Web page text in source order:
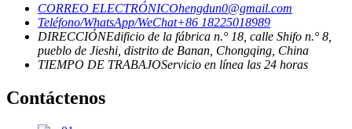
CORREO ELECTRÓNICOhengdun0@gmail.com
Teléfono/WhatsApp/WeChat+86 18225018989
DIRECCIÓNEdificio de la fábrica n.° 18, calle Shifo n.° 8,
pueblo de Jieshi, distrito de Banan, Chongqing, China
TIEMPO DE TRABAJOServicio en línea las 24 horas
Contáctenos